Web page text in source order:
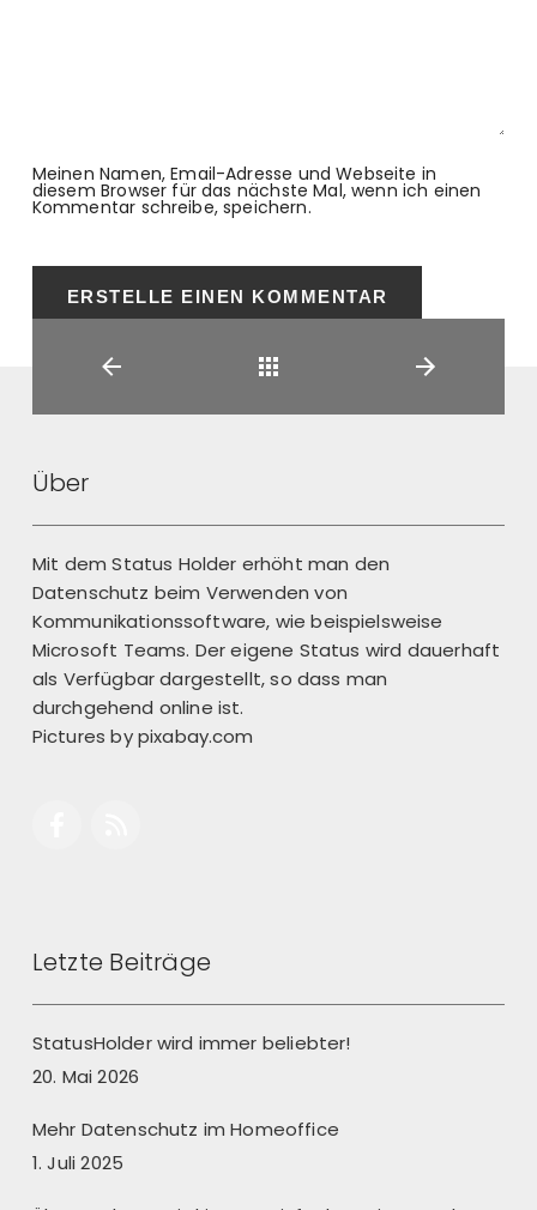
Meinen Namen, Email-Adresse und Webseite in
diesem Browser für das nächste Mal, wenn ich einen
Kommentar schreibe, speichern.
Über
Mit dem Status Holder erhöht man den
Datenschutz beim Verwenden von
Kommunikationssoftware, wie beispielsweise
Microsoft Teams. Der eigene Status wird dauerhaft
als Verfügbar dargestellt, so dass man
durchgehend online ist.
Pictures bypixabay.com
Letzte Beiträge
StatusHolder wird immer beliebter!
20. Mai 2026
Mehr Datenschutz im Homeoffice
1. Juli 2025